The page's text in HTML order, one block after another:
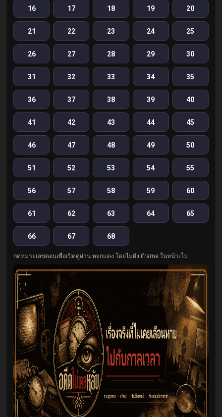
16 17 18 19 20
21 22 23 24 25
26 27 28 29 30
31 32 33 34 35
36 37 38 39 40
41 42 43 44 45
46 47 48 49 50
51 52 53 54 55
56 57 58 59 60
61 62 63 64 65
66 67 68
กดหมายเลขตอนเพื่อเปิดดูผ่าน หยกแดง โดยไม่ฝัง iframe ในหน้าเว็บ